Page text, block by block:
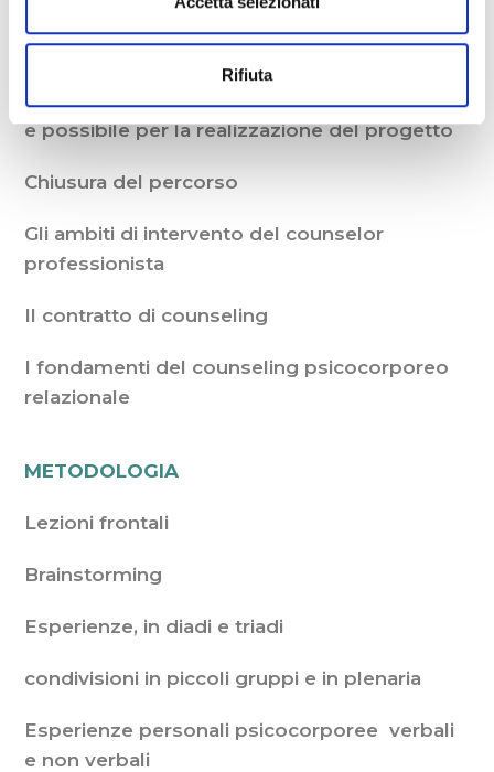
Rifiuta
progetto
Lo sviluppo di un piano di azione congruente
e possibile per la realizzazione del progetto
Chiusura del percorso
Gli ambiti di intervento del counselor
professionista
Il contratto di counseling
I fondamenti del counseling psicocorporeo
relazionale
METODOLOGIA
Lezioni frontali
Brainstorming
Esperienze, in diadi e triadi
condivisioni in piccoli gruppi e in plenaria
Esperienze personali psicocorporee verbali
e non verbali